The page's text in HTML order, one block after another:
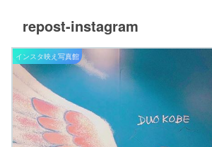
repost-instagram
インスタ映え写真館